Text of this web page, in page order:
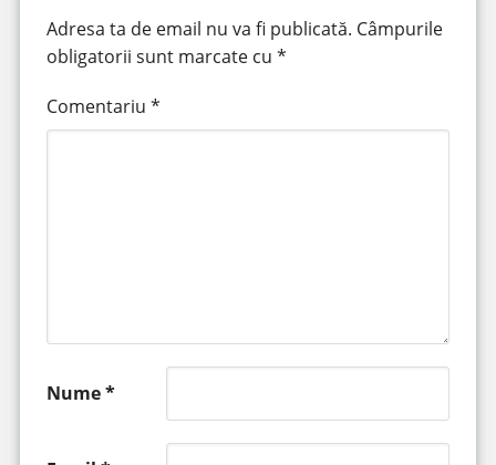
Adresa ta de email nu va fi publicată. Câmpurile
obligatorii sunt marcate cu *
Comentariu *
Nume*